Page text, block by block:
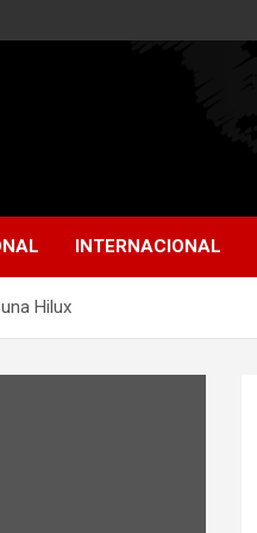
INTERNACIONAL
Hilux